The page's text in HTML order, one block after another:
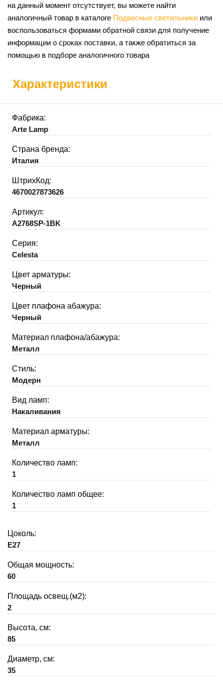
на данный момент отсутствует, вы можете найти
аналогичный товар в каталоге Подвесные светильники или
воспользоваться формами обратной связи для получение
информации о сроках поставки, а также обратиться за
помощью в подборе аналогичного товара
Характеристики
Фабрика:
Arte Lamp
Страна бренда:
Италия
ШтрихКод:
4670027873626
Артикул:
A2768SP-1BK
Серия:
Celesta
Цвет арматуры:
Черный
Цвет плафона абажура:
Черный
Материал плафона/абажура:
Металл
Стиль:
Модерн
Вид ламп:
Накаливания
Материал арматуры:
Металл
Количество ламп:
1
Количество ламп общее:
1
Цоколь:
E27
Общая мощность:
60
Площадь освещ.(м2):
2
Высота, см:
85
Диаметр, см:
35